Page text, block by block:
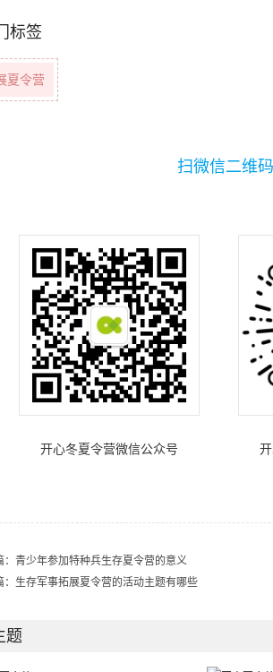
标签
夏令营
扫微信二维
开心冬夏令营微信公众号
青少年参加特种兵生存夏令营的意义
生存军事拓展夏令营的活动主题有哪些
题